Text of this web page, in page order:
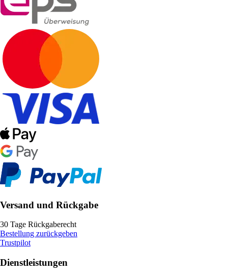
Versand und Rückgabe
30 Tage Rückgaberecht
Bestellung zurückgeben
Trustpilot
Dienstleistungen